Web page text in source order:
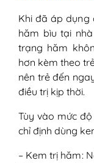
Khi đã áp dụng
hăm bìu tại
trạng hăm
hơn kèm theo
nên trẻ đến
điều trị kịp thời.
Tùy vào mức
chỉ định dùng
– Kem trị hăm: